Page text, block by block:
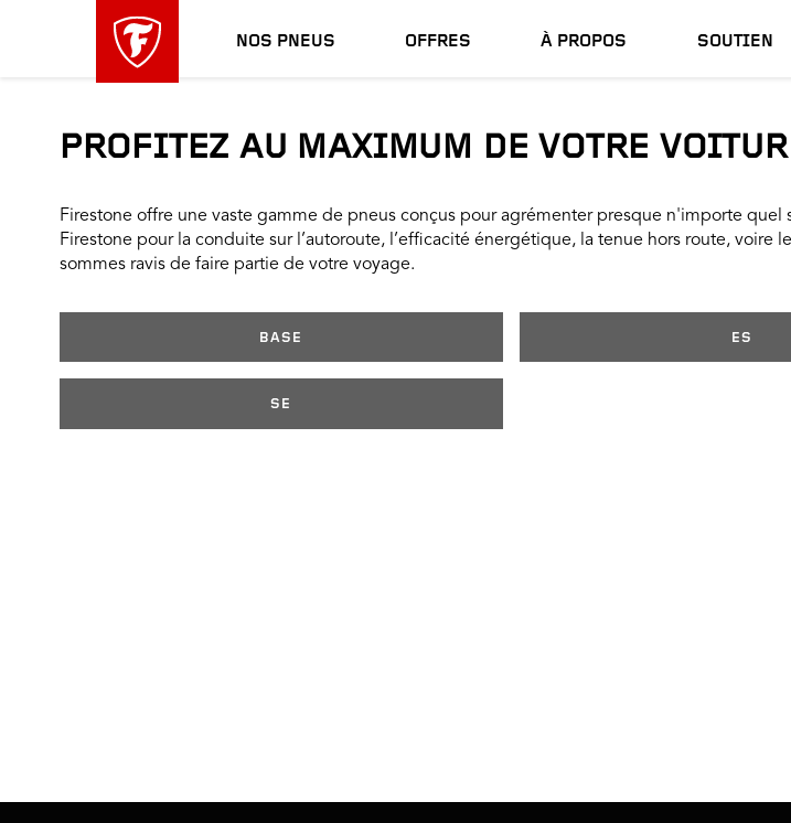
NOS PNEUS OFFRES À PROPOS SOUTIEN
skipped
PROFITEZ AU MAXIMUM DE VOTRE
Firestone offre une vaste gamme de pneus conçus pour agrémenter presque n'importe
Firestone pour la conduite sur l’autoroute, l’efficacité énergétique, la tenue hors route,
sommes ravis de faire partie de votre voyage.
BASE ES
SE